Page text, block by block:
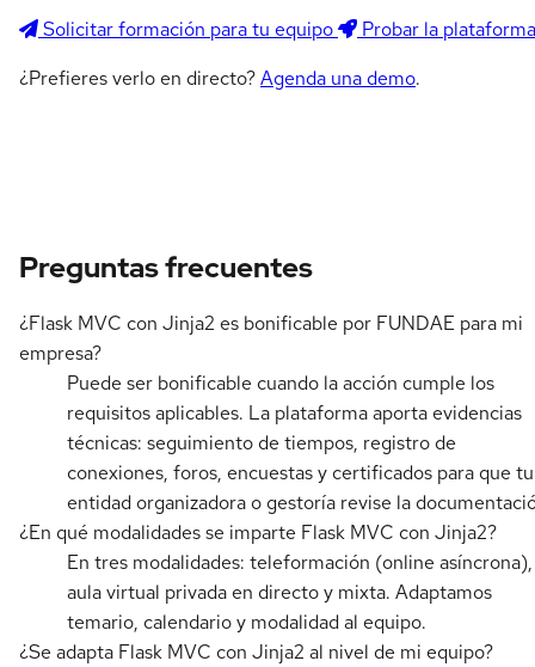
Solicitar formación para tu equipo
Probar la plataforma
¿Prefieres verlo en directo?Agenda una demo.
Preguntas frecuentes
¿Flask MVC con Jinja2 es bonificable por FUNDAE para mi
empresa?
Puede ser bonificable cuando la acción cumple los
requisitos aplicables. La plataforma aporta evidencias
técnicas: seguimiento de tiempos, registro de
conexiones, foros, encuestas y certificados para que tu
entidad organizadora o gestoría revise la
¿En qué modalidades se imparte Flask MVC con Jinja2?
En tres modalidades: teleformación (online asíncrona),
aula virtual privada en directo y mixta. Adaptamos
temario, calendario y modalidad al equipo.
¿Se adapta Flask MVC con Jinja2 al nivel de mi equipo?